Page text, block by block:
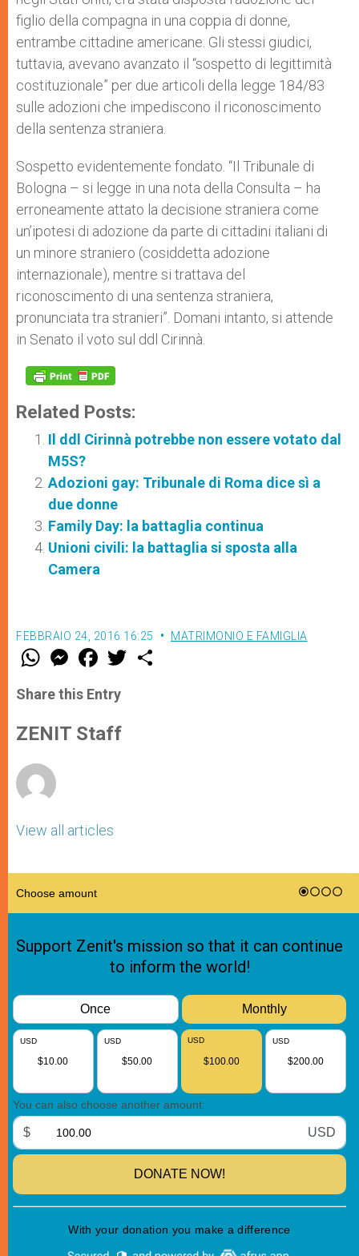
figlio della compagna in una coppia di donne,
entrambe cittadine americane. Gli stessi giudici,
tuttavia, avevano avanzato il “sospetto di legittimità
costituzionale” per due articoli della legge 184/83
sulle adozioni che impediscono il riconoscimento
della sentenza straniera.
Sospetto evidentemente fondato. “Il Tribunale di
Bologna – si legge in una nota della Consulta – ha
erroneamente attato la decisione straniera come
un’ipotesi di adozione da parte di cittadini italiani di
un minore straniero (cosiddetta adozione
internazionale), mentre si trattava del
riconoscimento di una sentenza straniera,
pronunciata tra stranieri”. Domani intanto, si attende
in Senato il voto sul ddl Cirinnà.
Related Posts:
Il ddl Cirinnà potrebbe non essere votato dal
M5S?
Adozioni gay: Tribunale di Roma dice sì a
due donne
Family Day: la battaglia continua
Unioni civili: la battaglia si sposta alla
Camera
FEBBRAIO 24, 2016 16:25 MATRIMONIO E FAMIGLIA
W
t
s
p
p
M
e
s
e
g
e
F
a
e
b
o
k
w
Share this Entry
ZENIT Staff
View all articles